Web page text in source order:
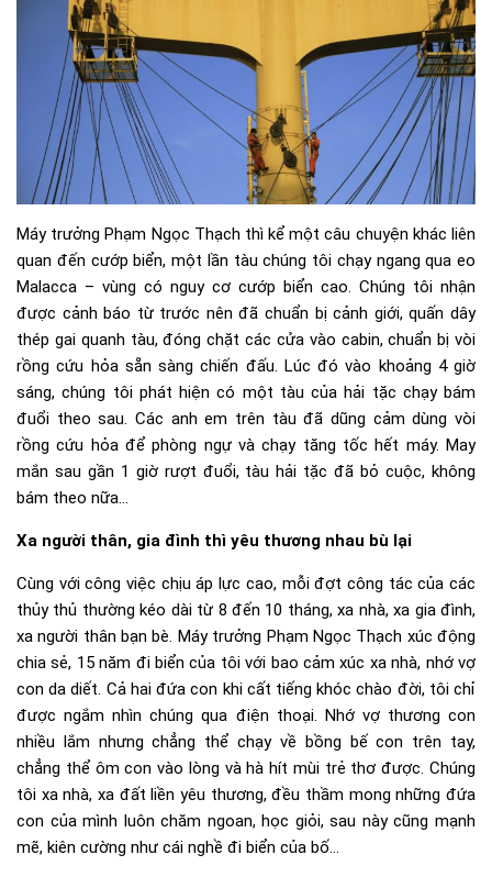
Máy trưởng Phạm Ngọc Thạch thì kể một câu chuyện khác liên
quan đến cướp biển, một lần tàu chúng tôi chạy ngang qua eo
Malacca – vùng có nguy cơ cướp biển cao. Chúng tôi nhận
được cảnh báo từ trước nên đã chuẩn bị cảnh giới, quấn dây
thép gai quanh tàu, đóng chặt các cửa vào cabin, chuẩn bị vòi
rồng cứu hỏa sẵn sàng chiến đấu. Lúc đó vào khoảng 4 giờ
sáng, chúng tôi phát hiện có một tàu của hải tặc chạy bám
đuổi theo sau. Các anh em trên tàu đã dũng cảm dùng vòi
rồng cứu hỏa để phòng ngự và chạy tăng tốc hết máy. May
mắn sau gần 1 giờ rượt đuổi, tàu hải tặc đã bỏ cuộc, không
bám theo nữa…
Xa người thân, gia đình thì yêu thương nhau bù lại
Cùng với công việc chịu áp lực cao, mỗi đợt công tác của các
thủy thủ thường kéo dài từ 8 đến 10 tháng, xa nhà, xa gia đình,
xa người thân bạn bè. Máy trưởng Phạm Ngọc Thạch xúc động
chia sẻ, 15 năm đi biển của tôi với bao cảm xúc xa nhà, nhớ vợ
con da diết. Cả hai đứa con khi cất tiếng khóc chào đời, tôi chỉ
được ngắm nhìn chúng qua điện thoại. Nhớ vợ thương con
nhiều lắm nhưng chẳng thể chạy về bồng bế con trên tay,
chẳng thể ôm con vào lòng và hà hít mùi trẻ thơ được. Chúng
tôi xa nhà, xa đất liền yêu thương, đều thầm mong những đứa
con của mình luôn chăm ngoan, học giỏi, sau này cũng mạnh
mẽ, kiên cường như cái nghề đi biển của bố…